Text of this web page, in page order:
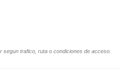
trafico, ruta o condiciones de acceso.